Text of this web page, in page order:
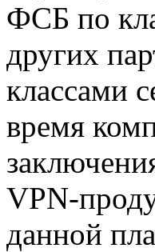
ФСБ по
других
классами
время
VPN-
данной